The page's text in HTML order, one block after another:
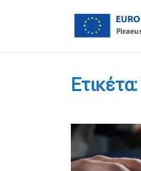
Ετικέτα: